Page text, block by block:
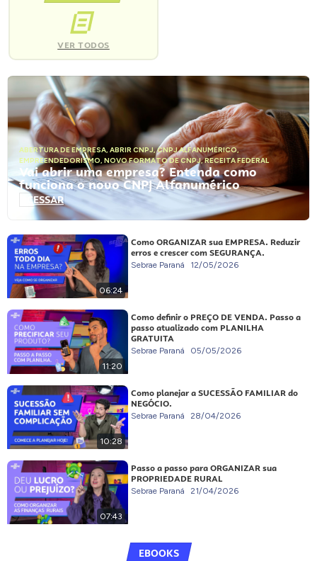
VER TODOS
ABERTURA DE EMPRESA, ABRIR CNPJ,CNPJ ALFANUMÉRICO,
EMPREENDEDORISMO, NOVO FORMATO DE CNPJ,RECEITA FEDERAL
Vai abrir uma empresa? Entenda como
funciona o novo CNPJ Alfanumérico
ACESSAR
06:24
Como ORGANIZAR sua EMPRESA. Reduzir
erros e crescer com SEGURANÇA.
Sebrae Paraná 12/05/2026
11:20
Como definir o PREÇO DE VENDA. Passo a
passo atualizado com PLANILHA
GRATUITA
Sebrae Paraná 05/05/2026
10:28
Como planejar a SUCESSÃO FAMILIAR do
NEGÓCIO.
Sebrae Paraná 28/04/2026
07:43
Passo a passo para ORGANIZAR sua
PROPRIEDADE RURAL
Sebrae Paraná 21/04/2026
EBOOKS